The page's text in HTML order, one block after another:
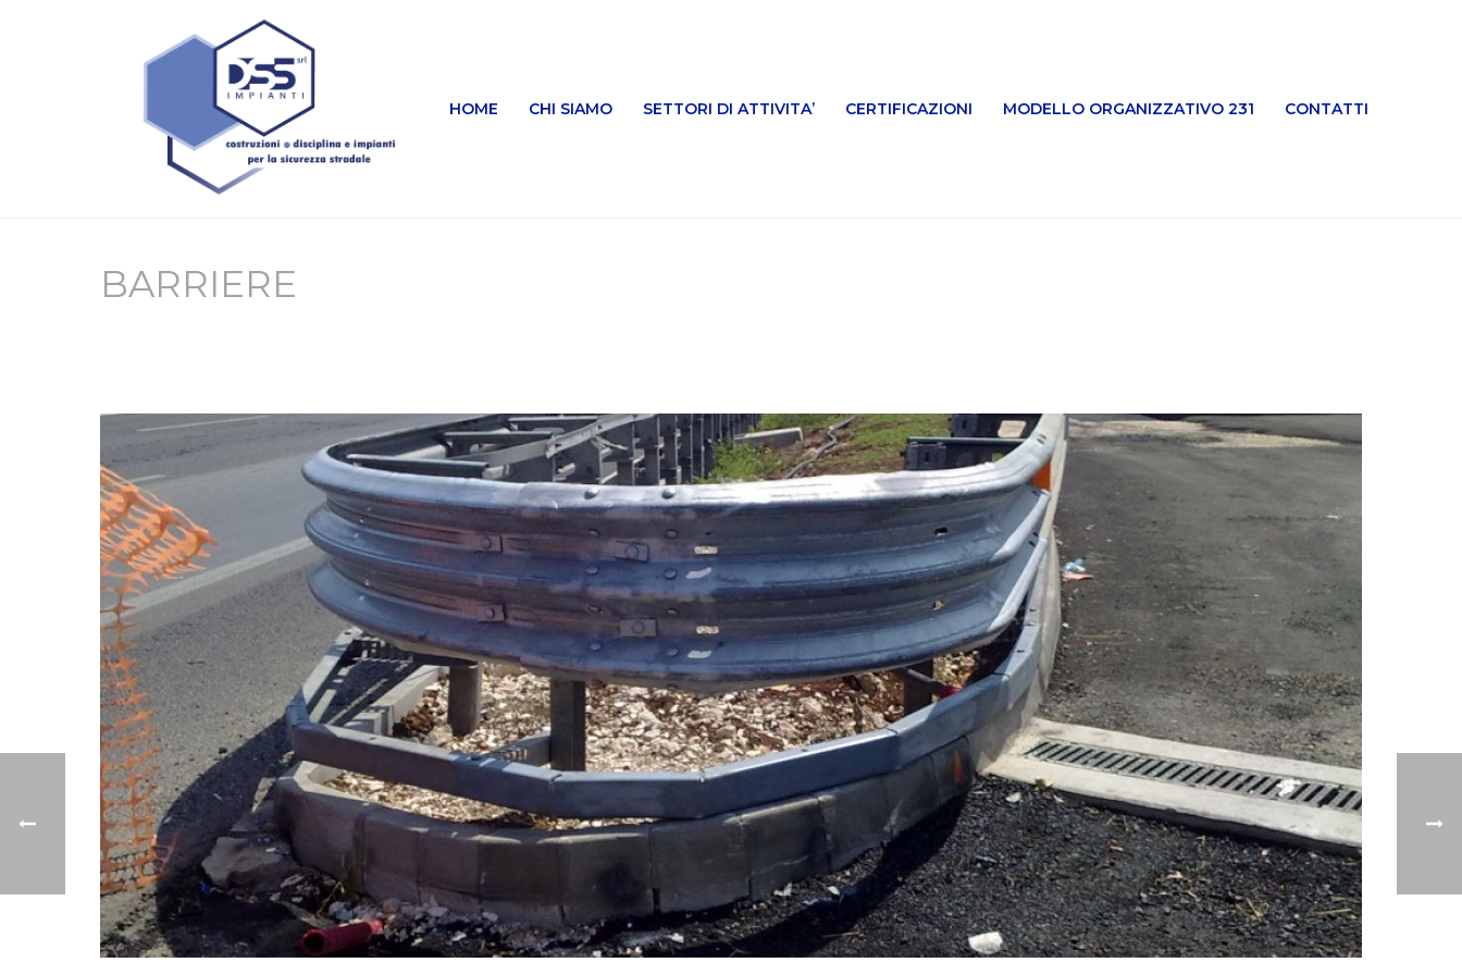
HOME CHI SIAMO SETTORI DI ATTIVITA’ CERTIFICAZIONI MODELLO ORGANIZZATIVO 231 CONTATTI
BARRIERE